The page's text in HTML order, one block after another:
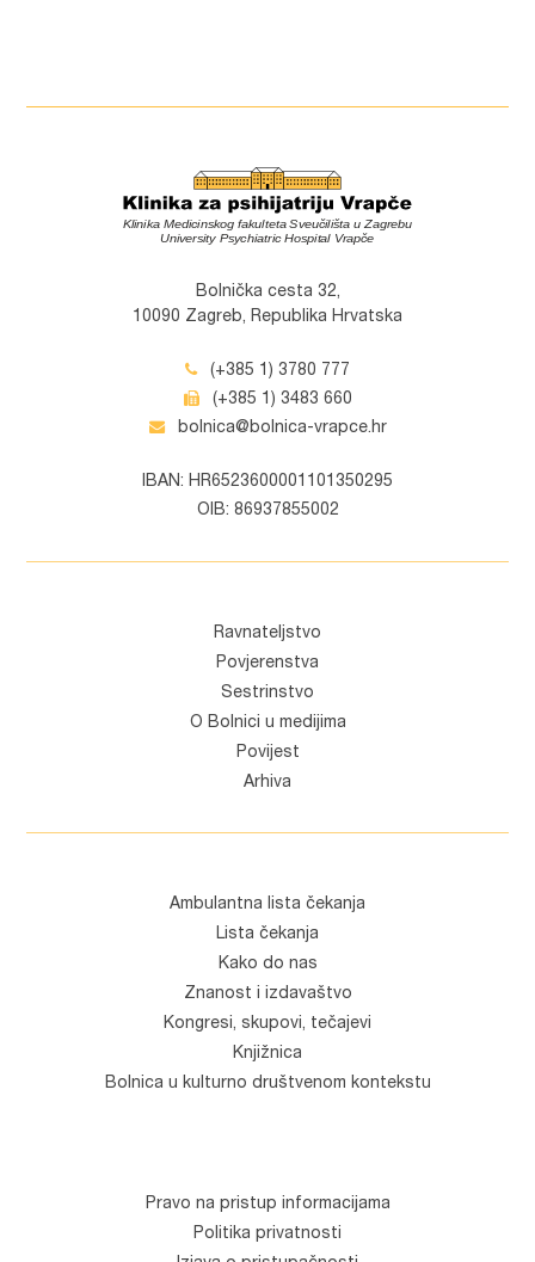
Bolnička cesta 32,
10090 Zagreb, Republika Hrvatska
(+385 1) 3780 777
(+385 1) 3483 660
bolnica@bolnica-vrapce.hr
IBAN: HR6523600001101350295
OIB: 86937855002
Ravnateljstvo
Povjerenstva
Sestrinstvo
O Bolnici u medijima
Povijest
Arhiva
Ambulantna lista čekanja
Lista čekanja
Kako do nas
Znanost i izdavaštvo
Kongresi, skupovi, tečajevi
Knjižnica
Bolnica u kulturno društvenom kontekstu
Pravo na pristup informacijama
Politika privatnosti